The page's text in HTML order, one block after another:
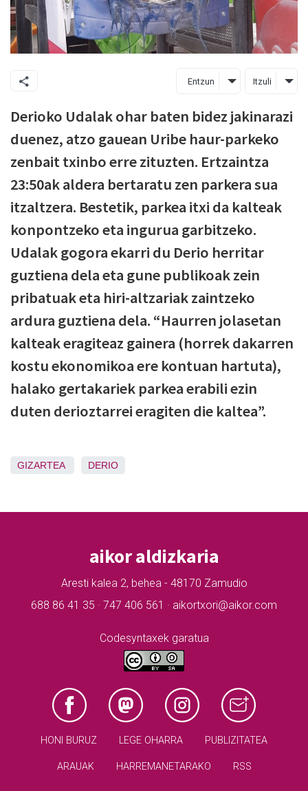
Entzun Itzuli
Derioko Udalak ohar baten bidez jakinarazi
duenez, atzo gauean Uribe haur-parkeko
zenbait txinbo erre zituzten. Ertzaintza
23:50ak aldera bertaratu zen parkera sua
itzaltzera. Bestetik, parkea itxi da kalteak
konpontzeko eta ingurua garbitzeko.
Udalak gogora ekarri du Derio herritar
guztiena dela eta gune publikoak zein
pribatuak eta hiri-altzariak zaintzeko
ardura guztiena dela. “Haurren jolasetan
kalteak eragiteaz gainera (horrek dakarren
kostu ekonomikoa ere kontuan hartuta),
halako gertakariek parkea erabili ezin
duten derioztarrei eragiten die kaltea”.
GIZARTEA DERIO
aikor aldizkaria
Aresti kalea 2, behea - 48170 Zamudio
688 86 41 35 · 747 406 561 · aikortxori@aikor.com
Codesyntaxek garatua
HONI BURUZ LEGE OHARRA PUBLIZITATEA
ARAUAK HARREMANETARAKO RSS